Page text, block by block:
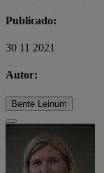
Publicado:
30 11 2021
Autor:
Bente Leinum